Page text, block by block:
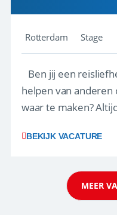
Rotterdam Stage
Ben jij een
helpen van
waar te maken?
van de grootste
op zoek naar een
BEKIJK VACATURE
MEER